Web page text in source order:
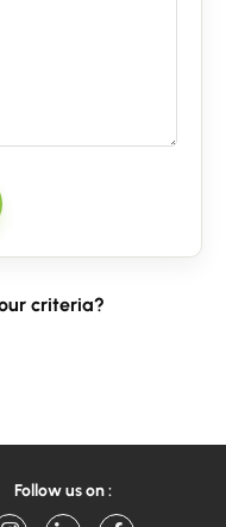
criteria?
Follow us on :